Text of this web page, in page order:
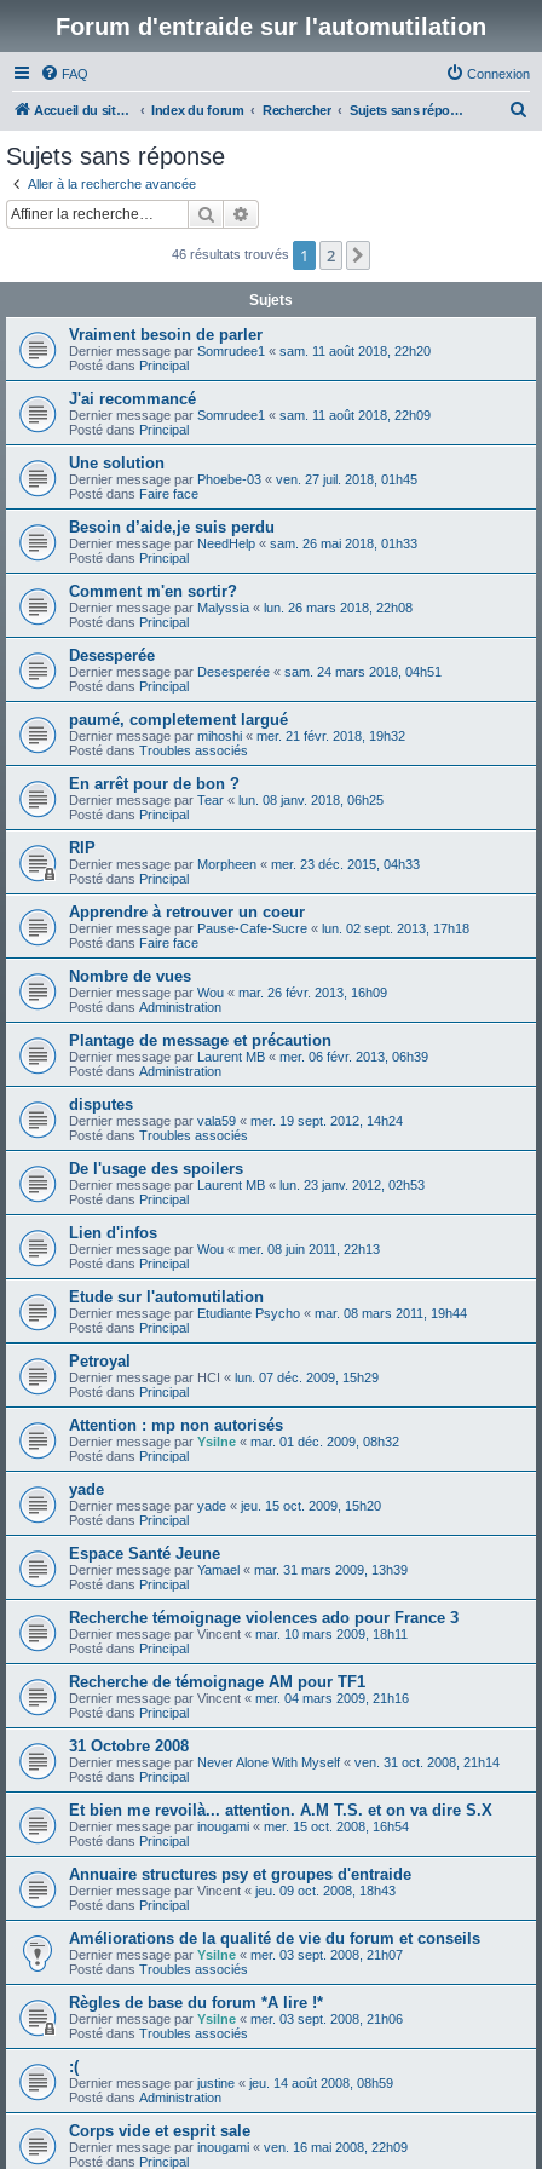
Forum d'entraide sur l'automutilation
FAQ Connexion
Accueil du site www.automutilations.info Index du forum Rechercher Sujets sans réponse
c
Sujets sans réponse
Aller à la recherche avancée
Rechercher
46 résultats trouvés 1 2
Sujets
Vraiment besoin de parler
Dernier message par Somrudee1 « sam. 11 août 2018, 22h20
Posté dans Principal
J'ai recommancé
Dernier message par Somrudee1 « sam. 11 août 2018, 22h09
Posté dans Principal
Une solution
Dernier message par Phoebe-03 « ven. 27 juil. 2018, 01h45
Posté dans Faire face
Besoin d’aide,je suis perdu
Dernier message par NeedHelp « sam. 26 mai 2018, 01h33
Posté dans Principal
Comment m'en sortir?
Dernier message par Malyssia « lun. 26 mars 2018, 22h08
Posté dans Principal
Desesperée
Dernier message par Desesperée « sam. 24 mars 2018, 04h51
Posté dans Principal
paumé, completement largué
Dernier message par mihoshi « mer. 21 févr. 2018, 19h32
Posté dans Troubles associés
En arrêt pour de bon ?
Dernier message par Tear « lun. 08 janv. 2018, 06h25
Posté dans Principal
RIP
Dernier message par Morpheen « mer. 23 déc. 2015, 04h33
Posté dans Principal
Apprendre à retrouver un coeur
Dernier message par Pause-Cafe-Sucre « lun. 02 sept. 2013, 17h18
Posté dans Faire face
Nombre de vues
Dernier message par Wou « mar. 26 févr. 2013, 16h09
Posté dans Administration
Plantage de message et précaution
Dernier message par Laurent MB « mer. 06 févr. 2013, 06h39
Posté dans Administration
disputes
Dernier message par vala59 « mer. 19 sept. 2012, 14h24
Posté dans Troubles associés
De l'usage des spoilers
Dernier message par Laurent MB « lun. 23 janv. 2012, 02h53
Posté dans Principal
Lien d'infos
Dernier message par Wou « mer. 08 juin 2011, 22h13
Posté dans Principal
Etude sur l'automutilation
Dernier message par Etudiante Psycho « mar. 08 mars 2011, 19h44
Posté dans Principal
Petroyal
Dernier message par HCI « lun. 07 déc. 2009, 15h29
Posté dans Principal
Attention : mp non autorisés
Dernier message par Ysilne « mar. 01 déc. 2009, 08h32
Posté dans Principal
yade
Dernier message par yade « jeu. 15 oct. 2009, 15h20
Posté dans Principal
Espace Santé Jeune
Dernier message par Yamael « mar. 31 mars 2009, 13h39
Posté dans Principal
Recherche témoignage violences ado pour France 3
Dernier message par Vincent « mar. 10 mars 2009, 18h11
Posté dans Principal
Recherche de témoignage AM pour TF1
Dernier message par Vincent « mer. 04 mars 2009, 21h16
Posté dans Principal
31 Octobre 2008
Dernier message par Never Alone With Myself « ven. 31 oct. 2008, 21h14
Posté dans Principal
Et bien me revoilà... attention. A.M T.S. et on va dire S.X
Dernier message par inougami « mer. 15 oct. 2008, 16h54
Posté dans Principal
Annuaire structures psy et groupes d'entraide
Dernier message par Vincent « jeu. 09 oct. 2008, 18h43
Posté dans Principal
Améliorations de la qualité de vie du forum et conseils
Dernier message par Ysilne « mer. 03 sept. 2008, 21h07
Posté dans Troubles associés
Règles de base du forum *A lire !*
Dernier message par Ysilne « mer. 03 sept. 2008, 21h06
Posté dans Troubles associés
:(
Dernier message par justine « jeu. 14 août 2008, 08h59
Posté dans Administration
Corps vide et esprit sale
Dernier message par inougami « ven. 16 mai 2008, 22h09
Posté dans Principal